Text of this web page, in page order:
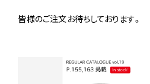
皆様のご注文お待ちしております。